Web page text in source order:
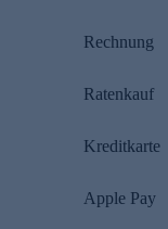
Rechnung
Ratenkauf
Kreditkarte
Apple Pay